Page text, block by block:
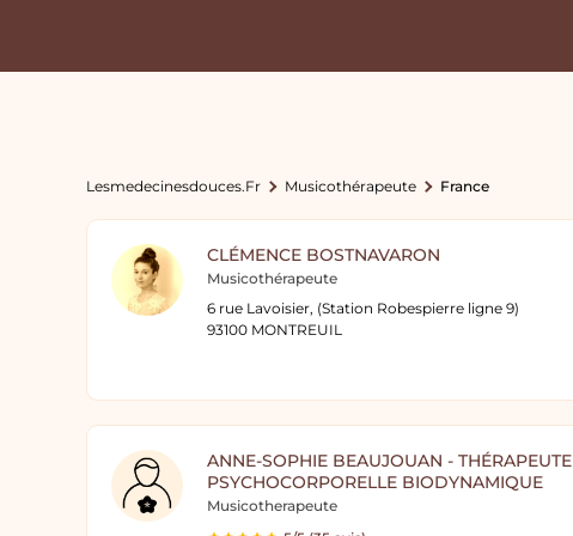
Lesmedecinesdouces.fr Musicothérapeute France
CLÉMENCE BOSTNAVARON
Musicothérapeute
6 rue Lavoisier, (Station Robespierre ligne 9)
93100 MONTREUIL
ANNE-SOPHIE BEAUJOUAN - THÉRAPEUTE
PSYCHOCORPORELLE BIODYNAMIQUE
Musicotherapeute